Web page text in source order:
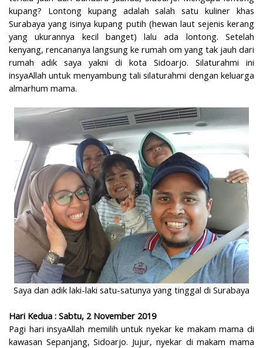
kupang? Lontong kupang adalah salah satu kuliner khas
Surabaya yang isinya kupang putih (hewan laut sejenis kerang
yang ukurannya kecil banget) lalu ada lontong. Setelah
kenyang, rencananya langsung ke rumah om yang tak jauh dari
rumah adik saya yakni di kota Sidoarjo. Silaturahmi ini
insyaAllah untuk menyambung tali silaturahmi dengan keluarga
almarhum mama.
Saya dan adik laki-laki satu-satunya yang tinggal di Surabaya
Hari Kedua : Sabtu, 2 November 2019
Pagi hari insyaAllah memilih untuk nyekar ke makam mama di
kawasan Sepanjang, Sidoarjo. Jujur, nyekar di makam mama